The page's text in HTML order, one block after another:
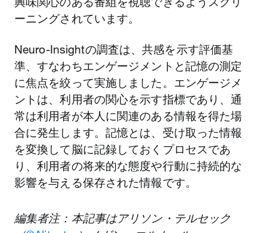
ーニングされています。
Neuro-Insightの調査は、共感を示す評価基
準、すなわちエンゲージメントと記憶の測定
に焦点を絞って実施しました。エンゲージメ
ントは、利用者の関心を示す指標であり、通
常は利用者が本人に関連のある情報を得た場
合に発生します。記憶とは、受け取った情報
を変換して脳に記録しておくプロセスであ
り、利用者の将来的な態度や行動に持続的な
影響を与える保存された情報です。
編集者注：本記事はアリソン・テルセック